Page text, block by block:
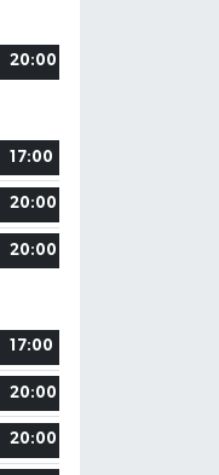
20:00
17:00
20:00
20:00
17:00
20:00
20:00